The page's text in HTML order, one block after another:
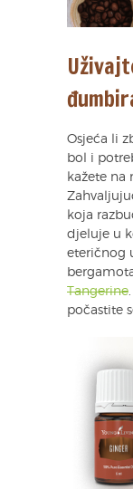
Osjeća li
bol i
kažete na
koja
djeluje u
eteričnog
Tangerine
počastite